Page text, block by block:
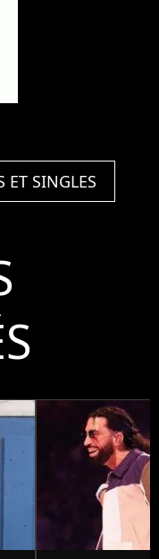
ET SINGLES